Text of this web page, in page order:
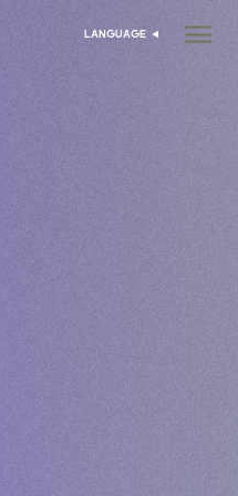
انتخاب زبان
LANGUAGE